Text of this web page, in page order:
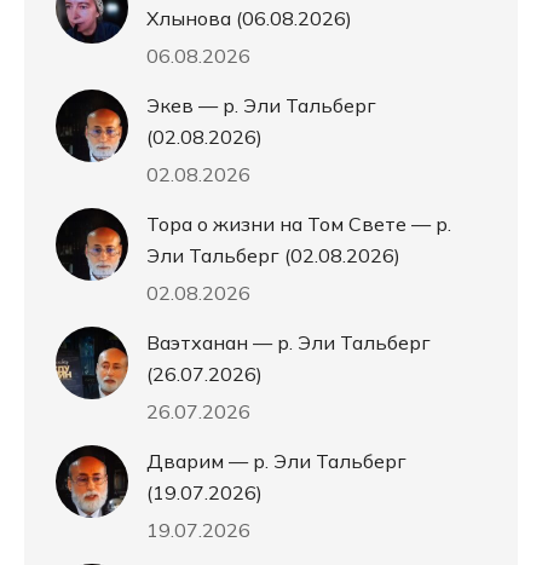
Хлынова (06.08.2026)
06.08.2026
Экев — р. Эли Тальберг
(02.08.2026)
02.08.2026
Тора о жизни на Том Свете — р.
Эли Тальберг (02.08.2026)
02.08.2026
Ваэтханан — р. Эли Тальберг
(26.07.2026)
26.07.2026
Дварим — р. Эли Тальберг
(19.07.2026)
19.07.2026